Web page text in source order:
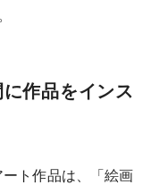
作品をインス
ト作品は、「絵画